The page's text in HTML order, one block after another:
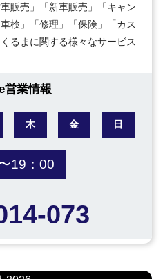
販売」「新車販売」「キャン
検」「修理」「保険」「カス
るまに関する様々なサービス
営業情報
木 金 日
19：00
073